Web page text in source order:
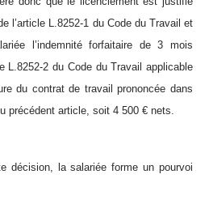
l’article L.8252-1 du Code du Travail et
l’indemnité forfaitaire de 3 mois
L.8252-2 du Code du Travail applicable
du contrat de travail prononcée dans
précédent article, soit 4 500 € nets.
décision, la salariée forme un pourvoi